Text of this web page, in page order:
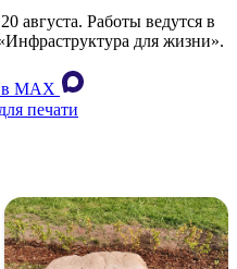
августа. Работы ведутся в
для жизни».
в MAХ
печати